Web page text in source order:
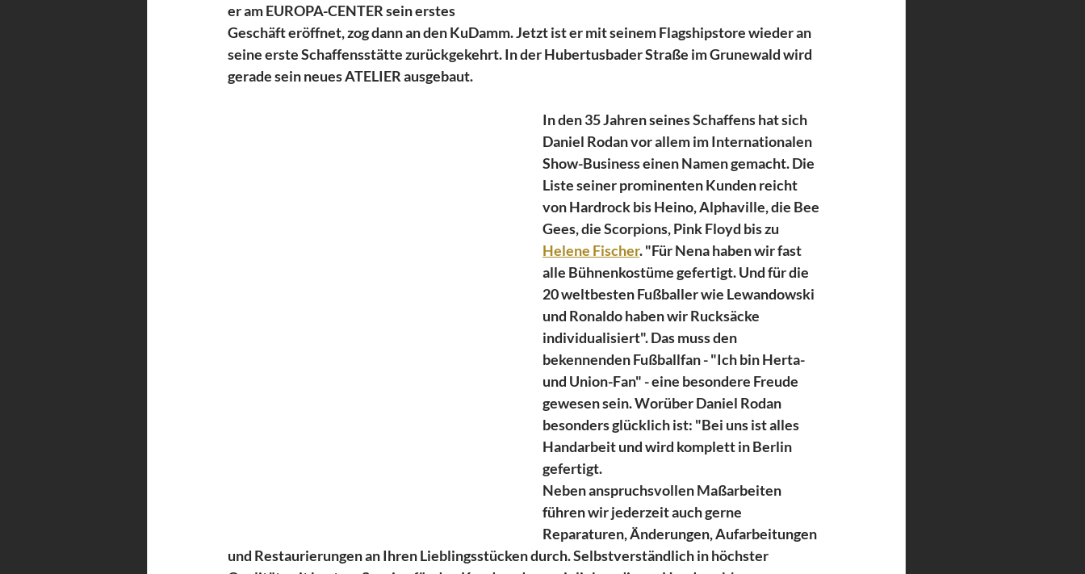
er am EUROPA-CENTER sein erstes
Geschäft eröffnet, zog dann an den KuDamm. Jetzt ist er mit seinem Flagshipstore wieder an
seine erste Schaffensstätte zurückgekehrt. In der Hubertusbader Straße im Grunewald wird
gerade sein neues ATELIER ausgebaut.
In den 35 Jahren seines Schaffens hat sich
Daniel Rodan vor allem im Internationalen
Show-Business einen Namen gemacht. Die
Liste seiner prominenten Kunden reicht
von Hardrock bis Heino, Alphaville, die Bee
Gees, die Scorpions, Pink Floyd bis zu
Helene Fischer. "Für Nena haben wir fast
alle Bühnenkostüme gefertigt. Und für die
20 weltbesten Fußballer wie Lewandowski
und Ronaldo haben wir Rucksäcke
individualisiert". Das muss den
bekennenden Fußballfan - "Ich bin Herta-
und Union-Fan" - eine besondere Freude
gewesen sein. Worüber Daniel Rodan
besonders glücklich ist: "Bei uns ist alles
Handarbeit und wird komplett in Berlin
gefertigt.
Neben anspruchsvollen Maßarbeiten
führen wir jederzeit auch gerne
Reparaturen, Änderungen, Aufarbeitungen
und Restaurierungen an Ihren Lieblingsstücken durch. Selbstverständlich in höchster